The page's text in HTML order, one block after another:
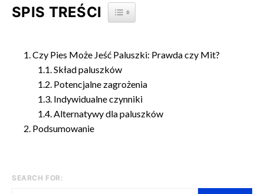
SPIS TREŚCI TOGGLE TABLE OF CONTENT
Czy Pies Może Jeść Paluszki: Prawda czy Mit?
Skład paluszków
Potencjalne zagrożenia
Indywidualne czynniki
Alternatywy dla paluszków
Podsumowanie
SEARCH FOR: